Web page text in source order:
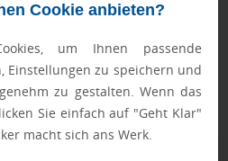
Cookie anbieten?
um Ihnen passende
Einstellungen zu speichern und
zu gestalten. Wenn das
Sie einfach auf "Geht Klar"
macht sich ans Werk.
Mehr erfahren